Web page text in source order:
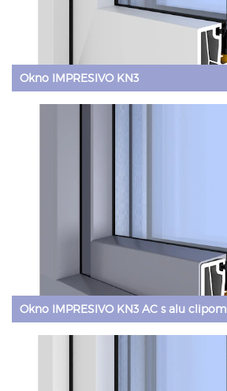
Okno IMPRESIVO KN3
Okno IMPRESIVO KN3 AC s alu clipom